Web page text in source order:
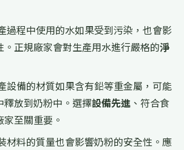
過程中使用的水如果受到污染，也會影
。正規廠家會對生產用水進行嚴格的淨
設備的材質如果含有鉛等重金屬，可能
釋放到奶粉中。選擇設備先進 、符合食
至關重要。
材料的質量也會影響奶粉的安全性。應